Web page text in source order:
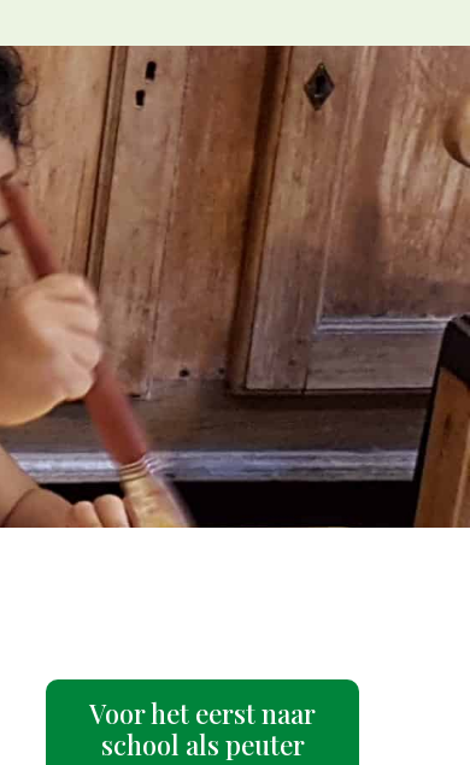
Voor het eerst naar
school als peuter